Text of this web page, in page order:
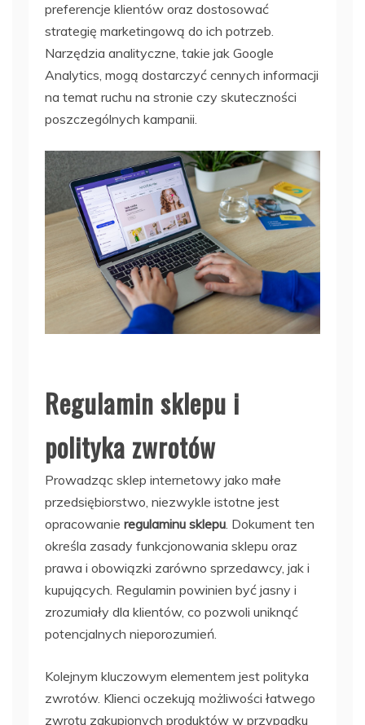
preferencje klientów oraz dostosować
strategię marketingową do ich potrzeb.
Narzędzia analityczne, takie jak Google
Analytics, mogą dostarczyć cennych informacji
na temat ruchu na stronie czy skuteczności
poszczególnych kampanii.
Regulamin sklepu i
polityka zwrotów
Prowadząc sklep internetowy jako małe
przedsiębiorstwo, niezwykle istotne jest
opracowanie regulaminu sklepu. Dokument ten
określa zasady funkcjonowania sklepu oraz
prawa i obowiązki zarówno sprzedawcy, jak i
kupujących. Regulamin powinien być jasny i
zrozumiały dla klientów, co pozwoli uniknąć
potencjalnych nieporozumień.
Kolejnym kluczowym elementem jest polityka
zwrotów. Klienci oczekują możliwości łatwego
zwrotu zakupionych produktów w przypadku